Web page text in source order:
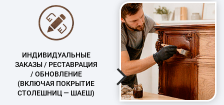
ИНДИВИДУАЛЬНЫЕ
ЗАКАЗЫ / РЕСТАВРАЦИЯ
/ ОБНОВЛЕНИЕ
(ВКЛЮЧАЯ ПОКРЫТИЕ
СТОЛЕШНИЦ — ШАЕШ)